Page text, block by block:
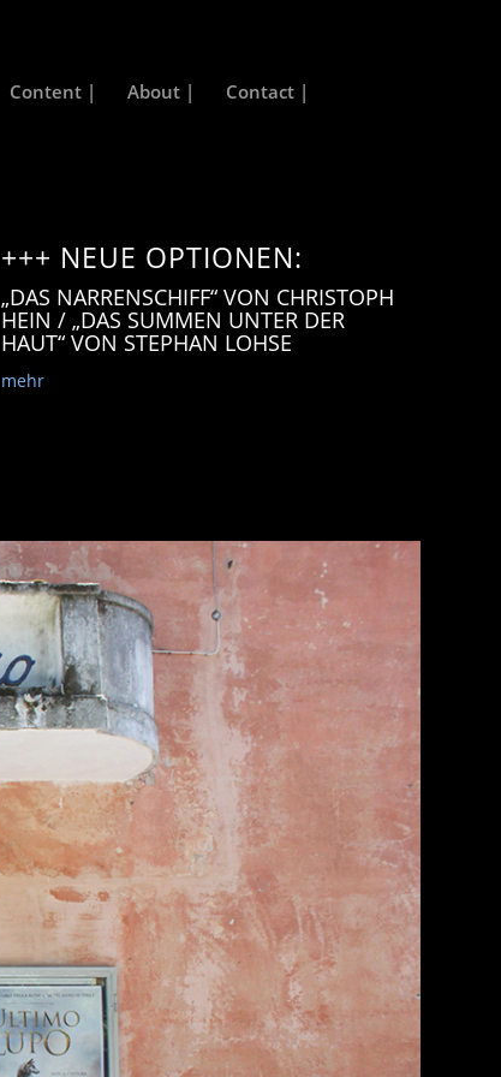
Content | About | Contact |
+++ NEUE OPTIONEN:
„DAS NARRENSCHIFF“ VON CHRISTOPH
HEIN / „DAS SUMMEN UNTER DER
HAUT“ VON STEPHAN LOHSE
mehr